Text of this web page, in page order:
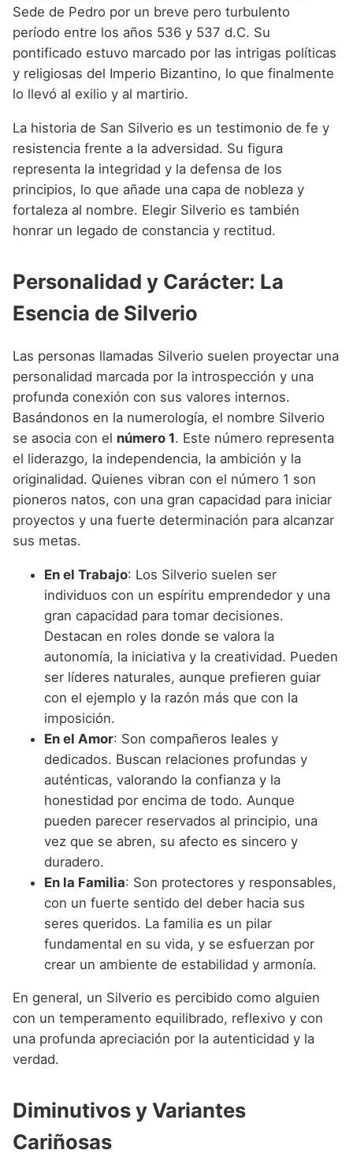
Sede de Pedro por un breve pero turbulento
período entre los años 536 y 537 d.C. Su
pontificado estuvo marcado por las intrigas políticas
y religiosas del Imperio Bizantino, lo que finalmente
lo llevó al exilio y al martirio.
La historia de San Silverio es un testimonio de fe y
resistencia frente a la adversidad. Su figura
representa la integridad y la defensa de los
principios, lo que añade una capa de nobleza y
fortaleza al nombre. Elegir Silverio es también
honrar un legado de constancia y rectitud.
Personalidad y Carácter: La
Esencia de Silverio
Las personas llamadas Silverio suelen proyectar una
personalidad marcada por la introspección y una
profunda conexión con sus valores internos.
Basándonos en la numerología, el nombre Silverio
se asocia con el número 1. Este número representa
el liderazgo, la independencia, la ambición y la
originalidad. Quienes vibran con el número 1 son
pioneros natos, con una gran capacidad para iniciar
proyectos y una fuerte determinación para alcanzar
sus metas.
En el Trabajo: Los Silverio suelen ser
individuos con un espíritu emprendedor y una
gran capacidad para tomar decisiones.
Destacan en roles donde se valora la
autonomía, la iniciativa y la creatividad. Pueden
ser líderes naturales, aunque prefieren guiar
con el ejemplo y la razón más que con la
imposición.
En el Amor: Son compañeros leales y
dedicados. Buscan relaciones profundas y
auténticas, valorando la confianza y la
honestidad por encima de todo. Aunque
pueden parecer reservados al principio, una
vez que se abren, su afecto es sincero y
duradero.
En la Familia: Son protectores y responsables,
con un fuerte sentido del deber hacia sus
seres queridos. La familia es un pilar
fundamental en su vida, y se esfuerzan por
crear un ambiente de estabilidad y armonía.
En general, un Silverio es percibido como alguien
con un temperamento equilibrado, reflexivo y con
una profunda apreciación por la autenticidad y la
verdad.
Diminutivos y Variantes
Cariñosas